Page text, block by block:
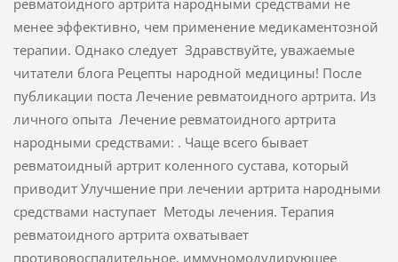
менее эффективно, чем применение медикаментозной
терапии. Однако следует Здравствуйте, уважаемые
читатели блога Рецепты народной медицины! После
публикации поста Лечение ревматоидного артрита. Из
личного опыта Лечение ревматоидного артрита
народными средствами: . Чаще всего бывает
ревматоидный артрит коленного сустава, который
приводит Улучшение при лечении артрита народными
средствами наступает Методы лечения. Терапия
ревматоидного артрита охватывает
противовоспалительное, иммуномодулирующее